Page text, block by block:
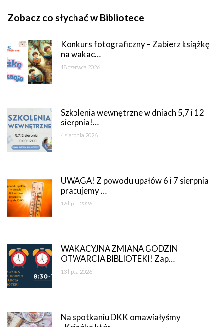
Zobacz co słychać w Bibliotece
Konkurs fotograficzny – Zabierz książkę
na wakac…
18 czerwca 2026
Szkolenia wewnętrzne w dniach 5,7 i 12
sierpnia!…
4 sierpnia 2026
UWAGA! Z powodu upałów 6 i 7 sierpnia
pracujemy …
16 lipca 2026
WAKACYJNA ZMIANA GODZIN
OTWARCIA BIBLIOTEKI! Zap…
13 lipca 2026
Na spotkaniu DKK omawiałyśmy